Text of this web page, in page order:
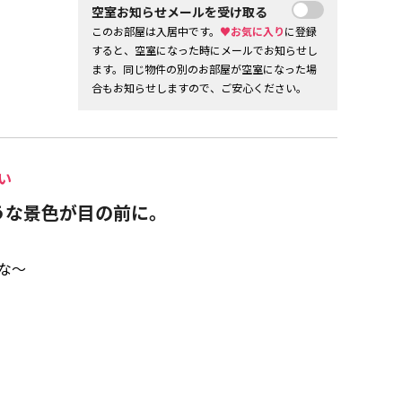
空室お知らせメールを受け取る
このお部屋は入居中です。 ♥お気に入りに登録
すると、空室になった時にメールでお知らせし
ます。同じ物件の別のお部屋が空室になった場
合もお知らせしますので、ご安心ください。
景色が目の前に。
～